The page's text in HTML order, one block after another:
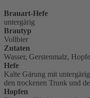
Brauart-Hefe
untergärig
Brautyp
Vollbier
Zutaten
Wasser, Gerstenmalz,
Hefe
Kalte Gärung mit
den trockenen Trunk und
Hopfen